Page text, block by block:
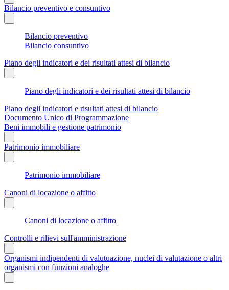
Bilancio preventivo e consuntivo
Bilancio preventivo
Bilancio consuntivo
Piano degli indicatori e dei risultati attesi di bilancio
Piano degli indicatori e dei risultati attesi di bilancio
Piano degli indicatori e risultati attesi di bilancio
Documento Unico di Programmazione
Beni immobili e gestione patrimonio
Patrimonio immobiliare
Patrimonio immobiliare
Canoni di locazione o affitto
Canoni di locazione o affitto
Controlli e rilievi sull'amministrazione
Organismi indipendenti di valutuazione, nuclei di valutazione o altri
organismi con funzioni analoghe